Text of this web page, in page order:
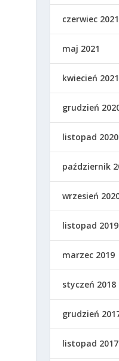
czerwiec 2021
maj 2021
kwiecień 2021
grudzień
listopad 2020
październik
wrzesień
listopad 2019
marzec 2019
styczeń 2018
grudzień
listopad 2017